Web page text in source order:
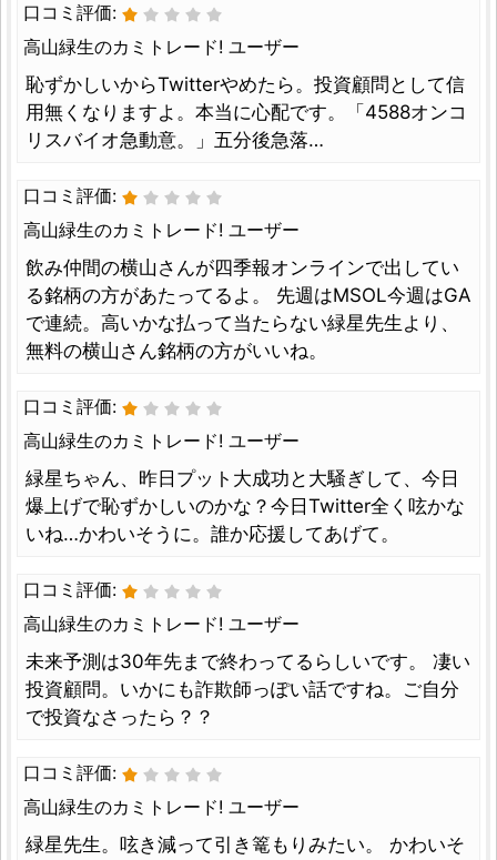
口コミ評価:
高山緑生のカミトレード! ユーザー
恥ずかしいからTwitterやめたら。投資顧問として信
用無くなりますよ。本当に心配です。「4588オンコ
リスバイオ急動意。」五分後急落…
口コミ評価:
高山緑生のカミトレード! ユーザー
飲み仲間の横山さんが四季報オンラインで出してい
る銘柄の方があたってるよ。 先週はMSOL今週はGA
で連続。高いかな払って当たらない緑星先生より、
無料の横山さん銘柄の方がいいね。
口コミ評価:
高山緑生のカミトレード! ユーザー
緑星ちゃん、昨日プット大成功と大騒ぎして、今日
爆上げで恥ずかしいのかな？今日Twitter全く呟かな
いね…かわいそうに。誰か応援してあげて。
口コミ評価:
高山緑生のカミトレード! ユーザー
未来予測は30年先まで終わってるらしいです。 凄い
投資顧問。いかにも詐欺師っぽい話ですね。ご自分
で投資なさったら？？
口コミ評価:
高山緑生のカミトレード! ユーザー
緑星先生。呟き減って引き篭もりみたい。 かわいそ